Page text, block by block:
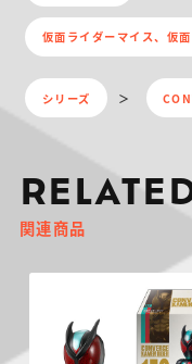
仮面ライダーマイス、仮
シリーズ
関連商品